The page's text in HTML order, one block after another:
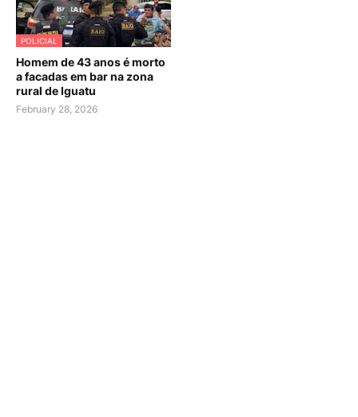
POLICIAL
Homem de 43 anos é morto
a facadas em bar na zona
rural de Iguatu
February 28, 2026